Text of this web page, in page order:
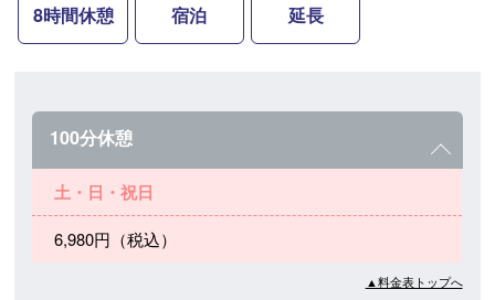
8時間休憩 宿泊 延長
100分休憩
土・日・祝日
6,980円（税込）
▲料金表トップへ